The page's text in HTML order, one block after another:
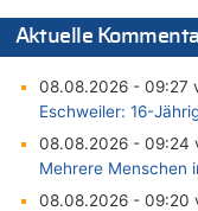
Aktuelle
08.08.2026 - 09:27
Eschweiler: 16-
08.08.2026 - 09:24
Mehrere Menschen
08.08.2026 - 09:20